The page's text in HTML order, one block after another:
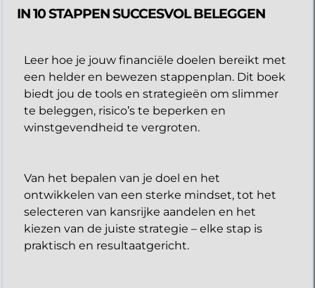
IN 10 STAPPEN SUCCESVOL BELEGGEN
Leer hoe je jouw financiële doelen bereikt met
een helder en bewezen stappenplan. Dit boek
biedt jou de tools en strategieën om slimmer
te beleggen, risico’s te beperken en
winstgevendheid te vergroten.
Van het bepalen van je doel en het
ontwikkelen van een sterke mindset, tot het
selecteren van kansrijke aandelen en het
kiezen van de juiste strategie – elke stap is
praktisch en resultaatgericht.